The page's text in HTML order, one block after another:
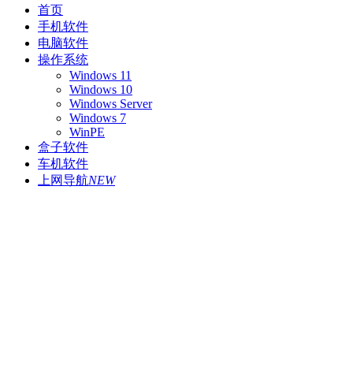
首页
手机软件
电脑软件
操作系统
Windows 11
Windows 10
Windows Server
Windows 7
WinPE
盒子软件
车机软件
上网导航NEW